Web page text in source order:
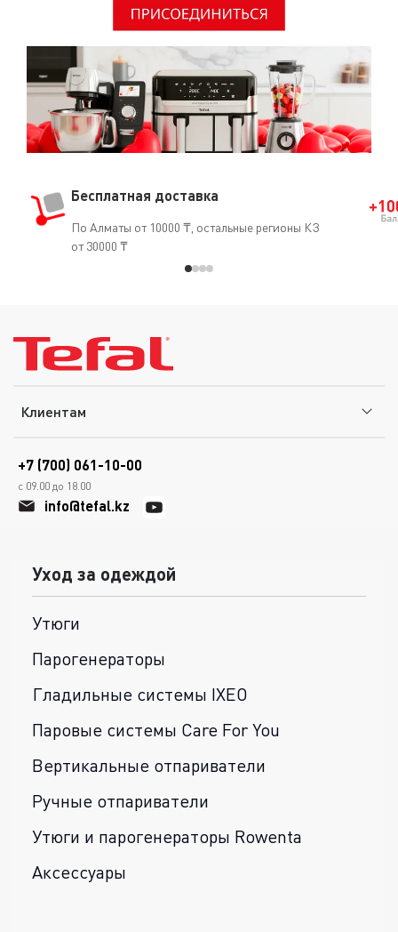
Бесплатная доставка
По Алматы от 10000 ₸, остальные регионы КЗ
от 30000 ₸
Клиентам
+7 (700) 061-10-00
с 09.00 до 18.00
info@tefal.kz
Уход за одеждой
Утюги
Парогенераторы
Гладильные системы IXEO
Паровые системы Care For You
Вертикальные отпариватели
Ручные отпариватели
Утюги и парогенераторы Rowenta
Аксессуары